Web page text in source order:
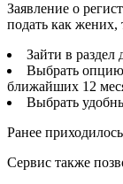
Заявление о
подать как жених,
Зайти в раздел
Выбрать опцию
ближайших 12
Выбрать
Ранее
Сервис также